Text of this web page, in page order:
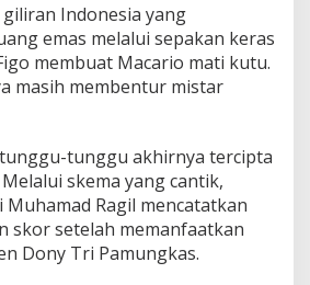
Indonesia yang
emas melalui sepakan keras
membuat Macario mati kutu.
masih membentur mistar
tunggu akhirnya tercipta
skema yang cantik,
Ragil mencatatkan
skor setelah memanfaatkan
Dony Tri Pamungkas.